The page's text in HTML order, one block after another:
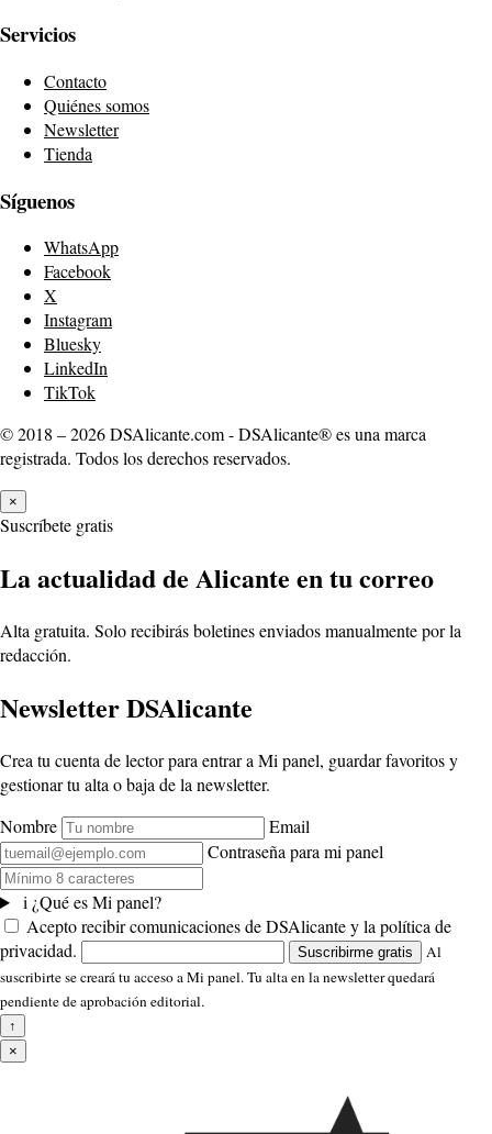
Servicios
Contacto
Quiénes somos
Newsletter
Tienda
Síguenos
WhatsApp
Facebook
X
Instagram
Bluesky
LinkedIn
TikTok
© 2018 – 2026 DSAlicante.com - DSAlicante® es una marca
registrada. Todos los derechos reservados.
×
Suscríbete gratis
La actualidad de Alicante en tu correo
Alta gratuita. Solo recibirás boletines enviados manualmente por la
redacción.
Newsletter DSAlicante
Crea tu cuenta de lector para entrar a Mi panel, guardar favoritos y
gestionar tu alta o baja de la newsletter.
Nombre
Email
Contraseña para mi panel
i ¿Qué es Mi panel?
Acepto recibir comunicaciones de DSAlicante y la política de
privacidad.
Suscribirme gratis
Al
suscribirte se creará tu acceso a Mi panel. Tu alta en la newsletter quedará
pendiente de aprobación editorial.
↑
×